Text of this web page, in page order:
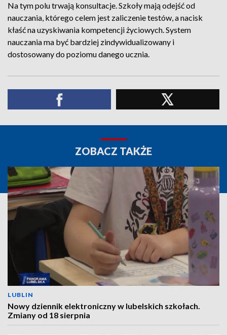
Na tym polu trwają konsultacje. Szkoły mają odejść od
nauczania, którego celem jest zaliczenie testów, a nacisk
kłaść na uzyskiwania kompetencji życiowych. System
nauczania ma być bardziej zindywidualizowany i
dostosowany do poziomu danego ucznia.
ZOBACZ TAKŻE
LUBLIN
Nowy dziennik elektroniczny w lubelskich szkołach.
Zmiany od 18 sierpnia